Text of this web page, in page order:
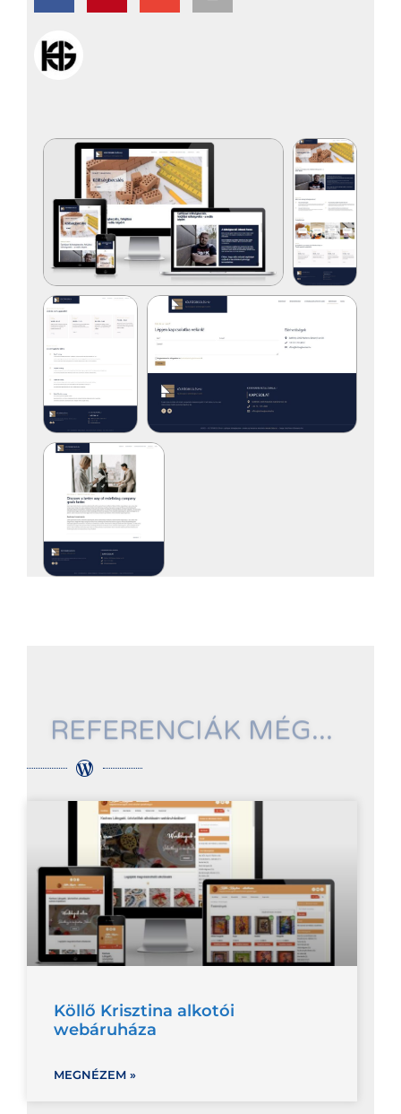
REFERENCIÁK MÉG...
Köllő Krisztina alkotói
webáruháza
MEGNÉZEM »